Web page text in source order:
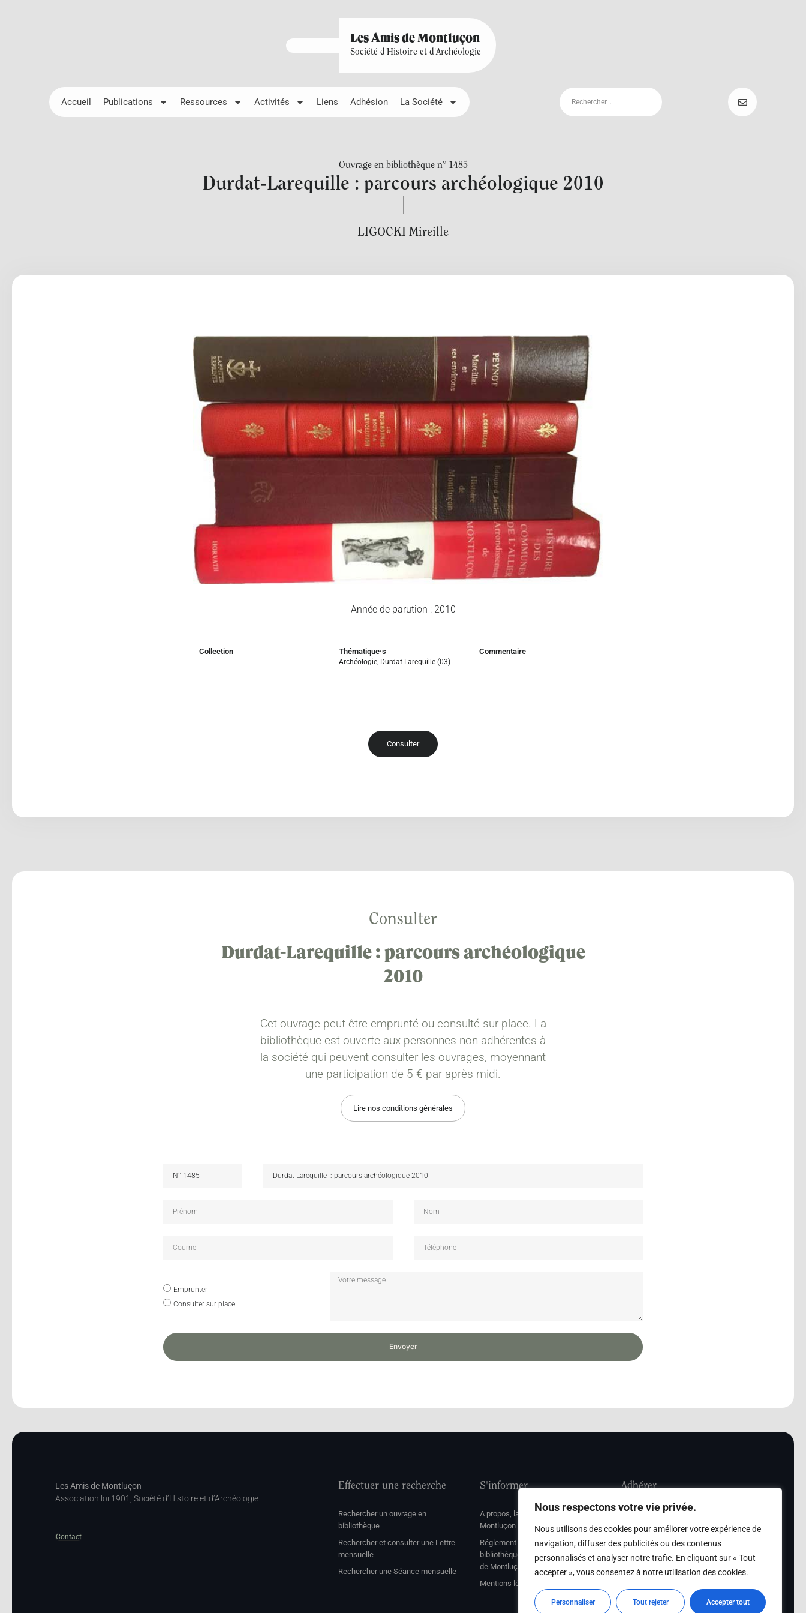
Nous respectons votre vie privée.
Nous utilisons des cookies pour améliorer votre expérience de
navigation, diffuser des publicités ou des contenus
personnalisés et analyser notre trafic. En cliquant sur « Tout
accepter », vous consentez à notre utilisation des cookies.
Personnaliser Tout rejeter Accepter tout
Les Amis de Montluçon
Société d'Histoire et d'Archéologie
Accueil Publications Ressources Activités Liens Adhésion La Société
Ouvrage en bibliothèque n° 1485
Durdat-Larequille : parcours archéologique 2010
LIGOCKI Mireille
Année de parution : 2010
Collection Thématique·s
Archéologie Durdat-Larequille (03)
Commentaire
Consulter
Consulter
Durdat-Larequille : parcours archéologique
2010
Cet ouvrage peut être emprunté ou consulté sur place. La
bibliothèque est ouverte aux personnes non adhérentes à
la société qui peuvent consulter les ouvrages, moyennant
une participation de 5 € par après midi.
Lire nos conditions générales
Emprunter
Consulter sur place
Envoyer
Les Amis de Montluçon
Association loi 1901, Société d’Histoire et d’Archéologie
Contact
Effectuer une recherche
Rechercher un ouvrage en
bibliothèque
Rechercher et consulter une Lettre
mensuelle
Rechercher une Séance mensuelle
S'informer
A propos, la société Les Amis de
Montluçon
Réglement de consultation de la
bibliothèque et des archives des Amis
de Montluçon
Mentions légales
Adhérer
Adhésion